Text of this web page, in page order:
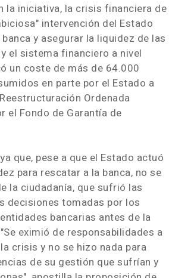
la iniciativa, la crisis financiera de
intervención del Estado
y asegurar la liquidez de las
el sistema financiero a nivel
un coste de más de 64.000
en parte por el Estado a
Ordenada
el Fondo de Garantía de
que, pese a que el Estado actuó
para rescatar a la banca, no se
la ciudadanía, que sufrió las
decisiones tomadas por los
bancarias antes de la
eximió de responsabilidades a
crisis y no se hizo nada para
de su gestión que sufrían y